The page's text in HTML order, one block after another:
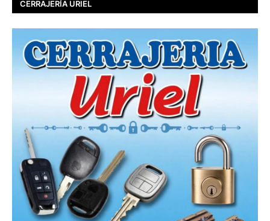
CERRAJERÍA URIEL